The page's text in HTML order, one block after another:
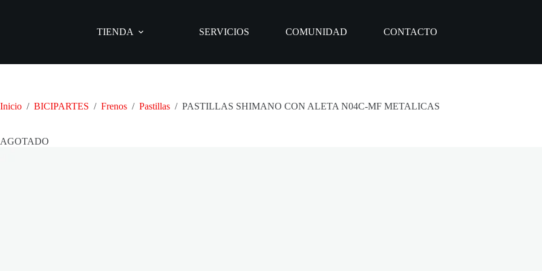
TIENDA SERVICIOS COMUNIDAD CONTACTO
Inicio / BICIPARTES / Frenos / Pastillas / PASTILLAS SHIMANO CON ALETA N04C-MF METALICAS
AGOTADO